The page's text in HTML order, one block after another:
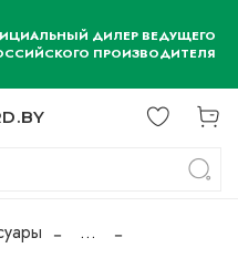
ДИЛЕР ВЕДУЩЕГО
ПРОИЗВОДИТЕЛЯ
...